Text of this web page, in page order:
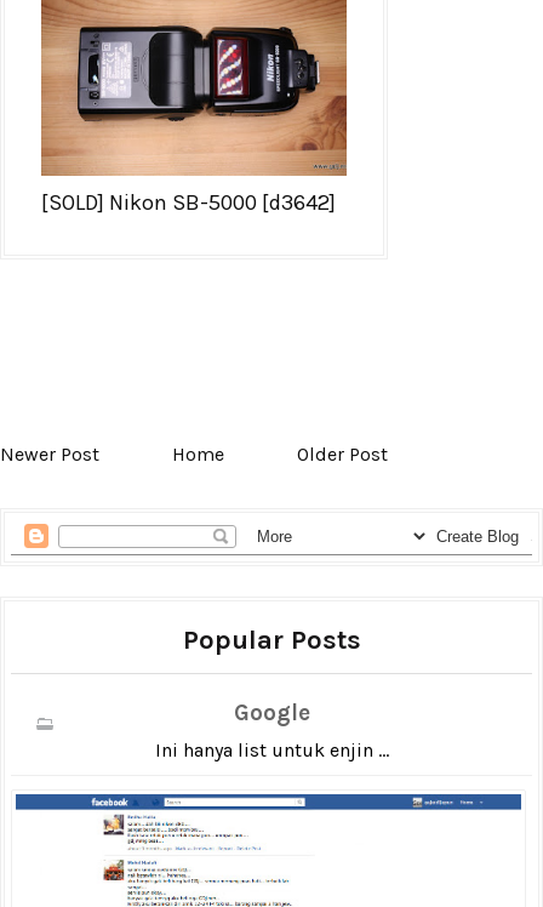
[SOLD] Nikon SB-5000 [d3642]
Newer Post Home Older Post
Popular Posts
Google
Ini hanya list untuk enjin ...